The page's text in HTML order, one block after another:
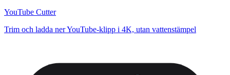
YouTube Cutter
Trim och ladda ner YouTube-klipp i 4K, utan vattenstämpel